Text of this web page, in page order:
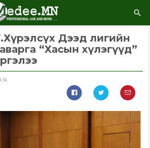
Дээд лигийн
“Хасын хүлэгүүд”